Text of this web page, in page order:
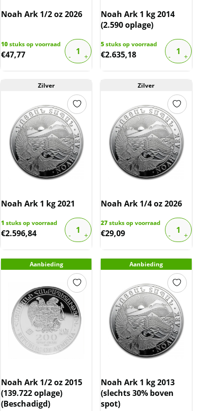
Noah Ark 1/2 oz 2026
10stuks op voorraad
€47,77
Noah Ark 1 kg 2014
(2.590 oplage)
5stuks op voorraad
€2.635,18
Zilver
Noah Ark 1 kg 2021
1 stuks op voorraad
€2.596,84
Zilver
Noah Ark 1/4 oz 2026
27stuks op voorraad
€29,09
Aanbieding
Noah Ark 1/2 oz 2015
(139.722 oplage)
(Beschadigd)
Aanbieding
Noah Ark 1 kg 2013
(slechts 30% boven
spot)